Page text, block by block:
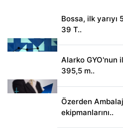
Bossa, ilk
39 T..
Alarko GYO'nun
395,5 m..
Özerden
ekipmanlarını..